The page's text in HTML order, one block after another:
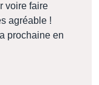
voire faire
agréable !
prochaine en